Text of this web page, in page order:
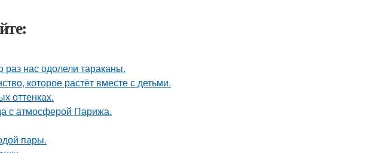
нас одолели тараканы.
которое растёт вместе с детьми.
оттенках.
с атмосферой Парижа.
пары.